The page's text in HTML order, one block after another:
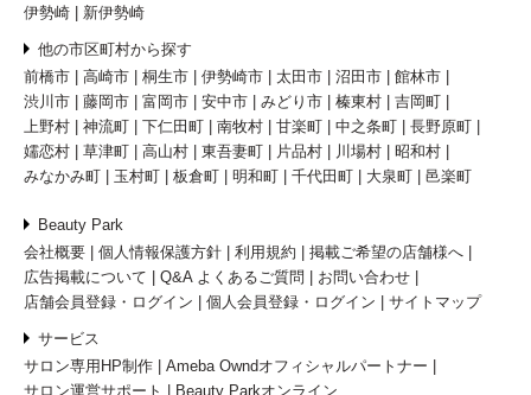
伊勢崎
新伊勢崎
他の市区町村から探す
前橋市
高崎市 桐生市 伊勢崎市 太田市 沼田市
館林市
渋川市
藤岡市 富岡市 安中市 みどり市 榛東村
吉岡町
上野村
神流町 下仁田町 南牧村 甘楽町 中之条町
長野原町
嬬恋村
草津町 高山村 東吾妻町 片品村 川場村
昭和村
みなかみ町
玉村町 板倉町 明和町 千代田町 大泉町 邑楽町
Beauty Park
会社概要
個人情報保護方針 利用規約
掲載ご希望の店舗様へ
広告掲載について
Q&A よくあるご質問
お問い合わせ
店舗会員登録・ログイン
個人会員登録・ログイン サイトマップ
サービス
サロン専用HP制作
Ameba Owndオフィシャルパートナー
サロン運営サポート
Beauty Parkオンライン